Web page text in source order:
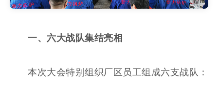
一、 六大战队集结亮相
本次大会特别组织厂区员工组成六支战队：